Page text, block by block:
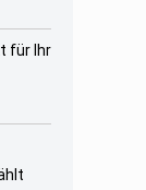
für Ihr